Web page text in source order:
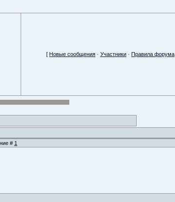
[ Новые сообщения · Участники · Правила форума
# 1